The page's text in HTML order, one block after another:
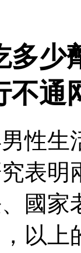
多少
不通
性生
表
國家
以上